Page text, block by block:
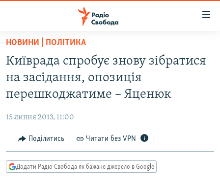
Перейти
основного
матеріалу
до
основної
Перейти
до
пошуку
РАДІО СВОБОДА – 70 РОКІВ
ВСЕ ЗА ДОБУ
СУСПІЛЬСТВО
РОСІЙСЬКА «ФІЛЬТРАЦІЯ»
ДОНБАС.РЕАЛІЇ
ТИ ЯК?
НОВИНИ | ПОЛІТИКА
Київрада спробує знову зібратися
на засідання, опозиція
перешкоджатиме – Яценюк
15 липня 2013, 11:00
Поділитись Читати без VPN
Додати Радіо Свобода як бажане джерело в Google